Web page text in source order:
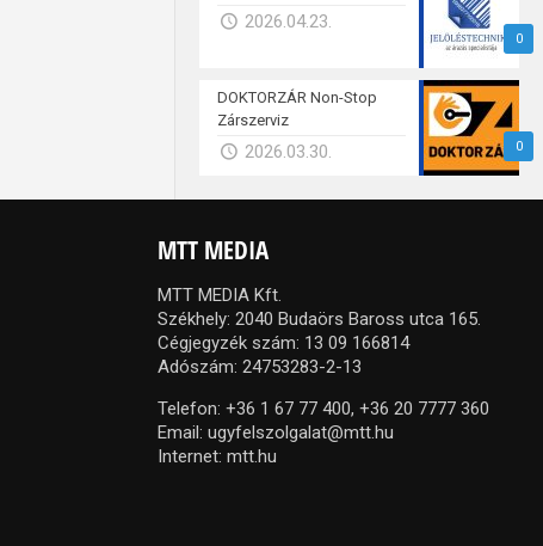
0
2026.04.23.
0
DOKTORZÁR Non-Stop
Zárszerviz
2026.03.30.
MTT MEDIA
MTT MEDIA Kft.
Székhely: 2040 Budaörs Baross utca 165.
Cégjegyzék szám: 13 09 166814
Adószám: 24753283-2-13
Telefon:+36 1 67 77 400, +36 20 7777 360
Email:ugyfelszolgalat@mtt.hu
Internet:mtt.hu